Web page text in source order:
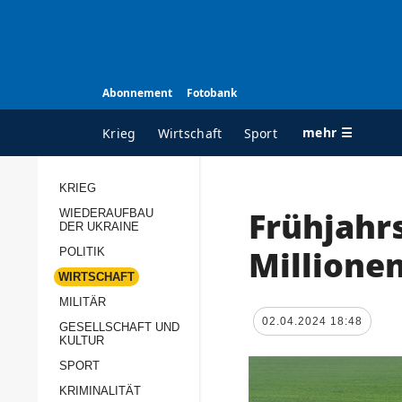
Abonnement Fotobank
Krieg Wirtschaft Sport mehr ☰
ALLE RUBRIKEN
Wiederaufbau der
Politik
Militär
KRIEG
WIEDERAUFBAU
DER UKRAINE
POLITIK
WIRTSCHAFT
MILITÄR
GESELLSCHAFT UND
KULTUR
SPORT
KRIMINALITÄT
02.04.2024 18:48